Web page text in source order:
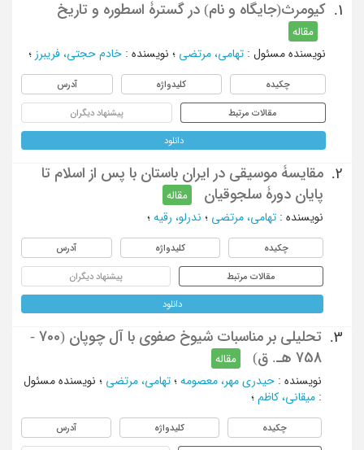
1. کیومرث(جایگاه و نام) در گسترۀ اسطوره و تاریخ
مقاله
نویسنده مسئول : تهامی، مرتضی ؛ نویسنده : خادم حجتی، فریبرز ؛
چکیده کلیدواژه آدرس
مقالات مرتبط پیشنهاد دیگران
دانلود
2.
مقایسۀ موسیقی در ایران باستان با پس از اسلام تا
پایان دورۀ سلجوقیان
مقاله
نویسنده : تهامی، مرتضی ؛ ندرلو، رقیه ؛
چکیده کلیدواژه آدرس
مقالات مرتبط پیشنهاد دیگران
دانلود
3.
تحلیلی بر مناسبات شیوخ صفوی با آل چوپان (700 -
758 هـ. ق)
مقاله
نویسنده : حیدری مهر، معصومه ؛ تهامی، مرتضی ؛ نویسنده مسئول
: میقانی، کاظم ؛
چکیده کلیدواژه آدرس